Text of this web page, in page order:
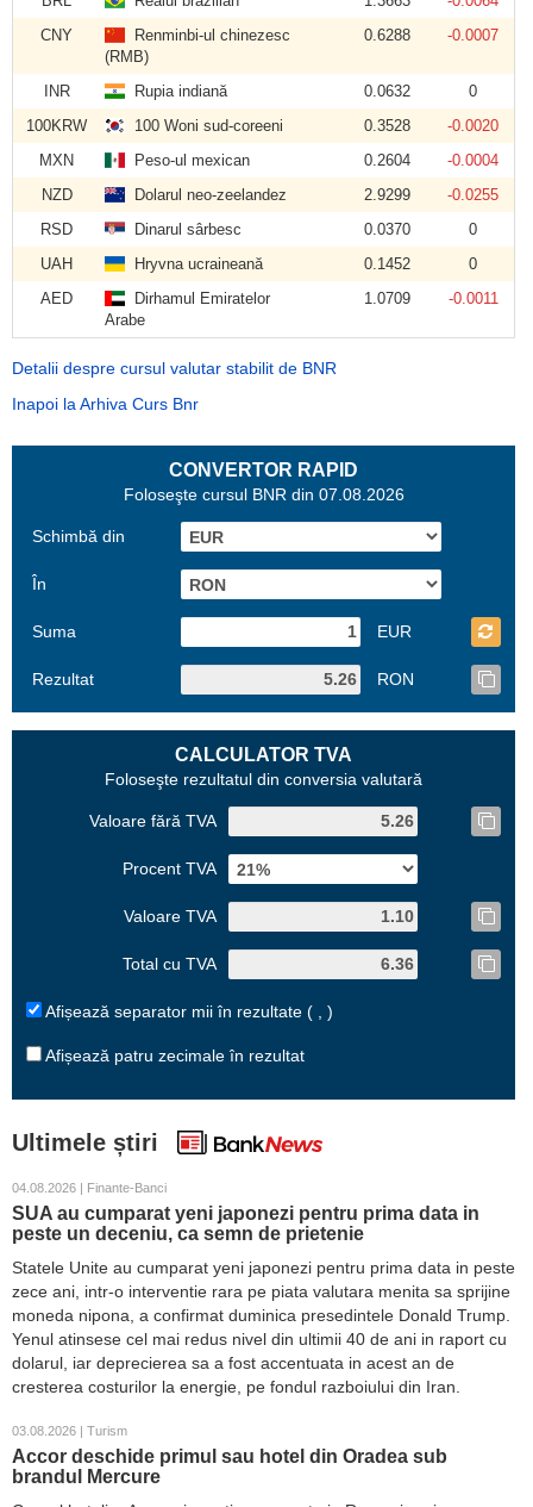
CNY
Renminbi-ul chinezesc
(RMB)
0.6288 -0.0007
INR Rupia indiană 0.0632
0
100KRW
100 Woni sud-coreeni 0.3528
-0.0020
MXN
Peso-ul mexican 0.2604
-0.0004
NZD
Dolarul neo-zeelandez 2.9299
-0.0255
RSD
Dinarul sârbesc 0.0370
0
UAH
Hryvna ucraineană 0.1452
0
AED
Dirhamul Emiratelor
Arabe
1.0709 -0.0011
Detalii despre cursul valutar stabilit de BNR
Inapoi la Arhiva Curs Bnr
CONVERTOR RAPID
Foloseşte cursul BNR din 07.08.2026
Schimbă din
În
Suma EUR
Rezultat RON
CALCULATOR TVA
Foloseşte rezultatul din conversia valutară
Valoare fără TVA
Procent TVA
Valoare TVA
Total cu TVA
Afișează separator mii în rezultate ( , )
Afișează patru zecimale în rezultat
Ultimele știri
04.08.2026 | Finante-Banci
SUA au cumparat yeni japonezi pentru prima data in
peste un deceniu, ca semn de prietenie
Statele Unite au cumparat yeni japonezi pentru prima data in peste
zece ani, intr-o interventie rara pe piata valutara menita sa sprijine
moneda nipona, a confirmat duminica presedintele Donald Trump.
Yenul atinsese cel mai redus nivel din ultimii 40 de ani in raport cu
dolarul, iar deprecierea sa a fost accentuata in acest an de
cresterea costurilor la energie, pe fondul razboiului din Iran.
03.08.2026 | Turism
Accor deschide primul sau hotel din Oradea sub
brandul Mercure